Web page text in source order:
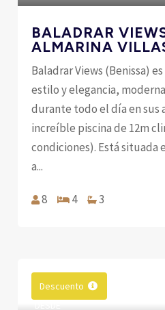
BALADRAR
ALMARINA
Baladrar Views (Benissa)
estilo y elegancia,
durante todo el día en sus
increíble piscina de 12m
condiciones). Está situada
a...
8 4 3
Descuento